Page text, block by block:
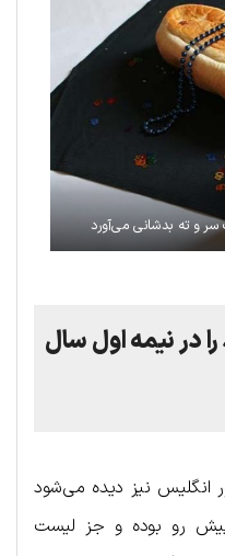
و ته بدشانی می‌آورد
در نیمه اول سال
انگلیس نیز دیده می‌شود
رو بوده و جز لیست